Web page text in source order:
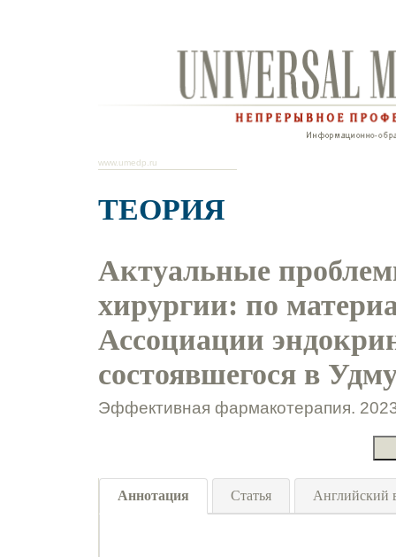
www.umedp.ru
ТЕОРИЯ
Актуальные
хирургии: по
Ассоциации
состоявшегося в
Эффективная фармакотерапия.
Аннотация Статья Английский